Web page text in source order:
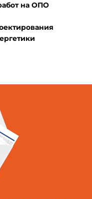
на ОПО